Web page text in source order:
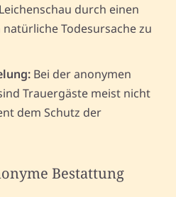
durch einen
Todesursache zu
Bei der anonymen
Trauergäste meist nicht
dem Schutz der
Bestattung